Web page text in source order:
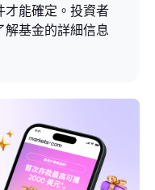
才能確定。投資者
解基金的詳細信息